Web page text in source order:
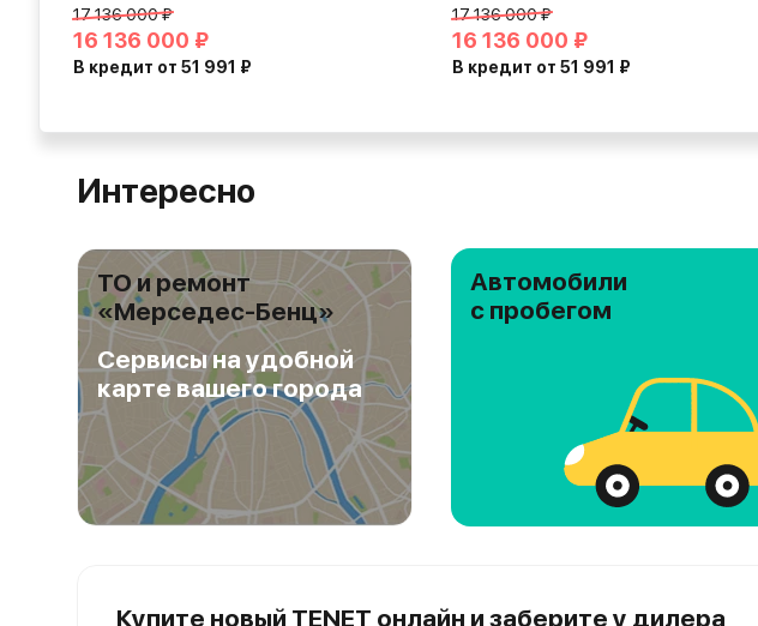
17 136 000 ₽
16 136 000 ₽
В кредит от 51 991 ₽
17 136 000 ₽
16 136 000 ₽
В кредит от 51 991 ₽
Интересно
ТО и ремонт
«Mерседес-Бенц»
Сервисы на удобной
карте вашего города
Автомобили
с пробегом
Купите новый TENET онлайн и заберите у дилера